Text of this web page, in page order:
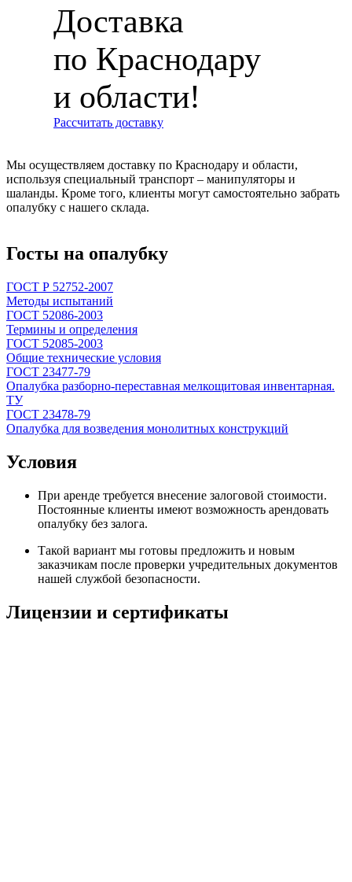
Доставка
по Краснодару
и области!
Рассчитать доставку
Мы осуществляем доставку по Краснодару и области,
используя специальный транспорт – манипуляторы и
шаланды. Кроме того, клиенты могут самостоятельно забрать
опалубку с нашего склада.
Госты на опалубку
ГОСТ Р 52752-2007
Методы испытаний
ГОСТ 52086-2003
Термины и определения
ГОСТ 52085-2003
Общие технические условия
ГОСТ 23477-79
Опалубка разборно-переставная мелкощитовая инвентарная.
ТУ
ГОСТ 23478-79
Опалубка для возведения монолитных конструкций
Условия
При аренде требуется внесение залоговой стоимости.
Постоянные клиенты имеют возможность арендовать
опалубку без залога.
Такой вариант мы готовы предложить и новым
заказчикам после проверки учредительных документов
нашей службой безопасности.
Лицензии и сертификаты